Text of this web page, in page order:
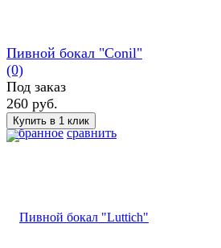
избранное сравнить
Пивной бокал "Conil"
(0)
Под заказ
260 руб.